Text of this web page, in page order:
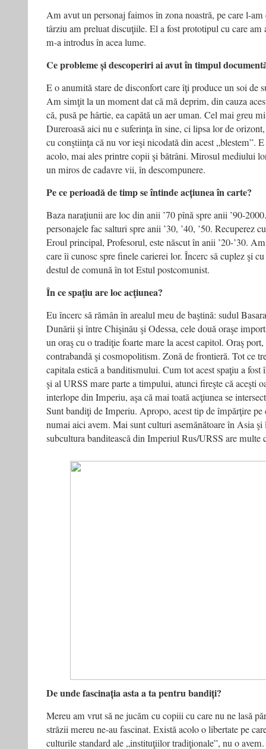
Am avut un personaj faimos în zona noastră, pe care l-
târziu am preluat discuţiile. El a fost prototipul cu care am
m-a introdus în acea lume.
Ce probleme și descoperiri ai avut în timpul
E o anumită stare de disconfort care îţi produce un soi de
Am simţit la un moment dat că mă deprim, din cauza
că, pusă pe hârtie, ea capătă un aer uman. Cel mai greu
Dureroasă aici nu e suferinţa în sine, ci lipsa lor de
cu conştiinţa că nu vor ieşi nicodată din acest „blestem”.
acolo, mai ales printre copii şi bătrâni. Mirosul mediului
un miros de cadavre vii, în descompunere.
Pe ce perioadă de timp se întinde acțiunea în carte?
Baza naraţiunii are loc din anii ’70 pînă spre anii ’90-
personajele fac salturi spre anii ’30, ’40, ’50. Recuperez
Eroul principal, Profesorul, este născut în anii ’20-’30.
care îi cunosc spre finele carierei lor. Încerc să cuplez şi
destul de comună în tot Estul postcomunist.
În ce spaţiu are loc acţiunea?
Eu încerc să rămân în arealul meu de baştină: sudul
Dunării şi între Chişinău şi Odessa, cele două oraşe
un oraş cu o tradiţie foarte mare la acest capitol. Oraş
contrabandă şi cosmopolitism. Zonă de frontieră. Tot ce
capitala estică a banditismului. Cum tot acest spaţiu a
şi al URSS mare parte a timpului, atunci fireşte că aceşti
interlope din Imperiu, aşa că mai toată acţiunea se
Sunt bandiţi de Imperiu. Apropo, acest tip de împărţire pe
numai aici avem. Mai sunt culturi asemănătoare în Asia
subcultura banditească din Imperiul Rus/URSS are multe
De unde fascinația asta a ta pentru bandiți?
Mereu am vrut să ne jucăm cu copiii cu care nu ne lasă
străzii mereu ne-au fascinat. Există acolo o libertate pe
culturile standard ale „instituţiilor tradiţionale”, nu o